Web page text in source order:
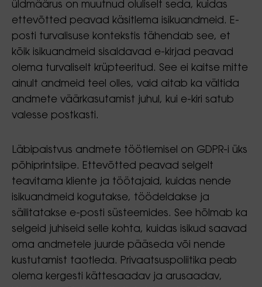
üldmäärus on muutnud oluliselt seda, kuidas
ettevõtted peavad käsitlema isikuandmeid. E-
posti turvalisuse kontekstis tähendab see, et
kõik isikuandmeid sisaldavad e-kirjad peavad
olema turvaliselt krüpteeritud. See ei kaitse mitte
ainult andmeid teel olles, vaid aitab ka vältida
andmete väärkasutamist juhul, kui e-kiri satub
valesse postkasti.
Läbipaistvus andmete töötlemisel on GDPR-i üks
põhiprintsiipe. Ettevõtted peavad selgelt
teavitama kliente ja töötajaid, kuidas nende
isikuandmeid kogutakse, töödeldakse ja
säilitatakse e-posti süsteemides. See hõlmab ka
selgeid juhiseid selle kohta, kuidas isikud saavad
oma andmetele juurde pääseda või nende
kustutamist taotleda. Privaatsuspoliitika peab
olema kergesti kättesaadav ja arusaadav,